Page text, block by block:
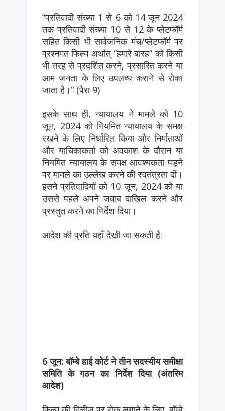
“प्रतिवादी संख्या 1 से 6 को 14 जून 2024
तक प्रतिवादी संख्या 10 से 12 के प्लेटफॉर्म
सहित किसी भी सार्वजनिक मंच/प्लेटफॉर्म पर
प्रश्नगत फिल्म अर्थात् “हमारे बारह” को किसी
भी तरह से प्रदर्शित करने, प्रसारित करने या
आम जनता के लिए उपलब्ध कराने से रोका
जाता है।” (पैरा 9)
इसके साथ ही, न्यायालय ने मामले को 10
जून, 2024 को नियमित न्यायालय के समक्ष
रखने के लिए निर्धारित किया और निर्माताओं
और याचिकाकर्ता को अवकाश के दौरान या
नियमित न्यायालय के समक्ष आवश्यकता पड़ने
पर मामले का उल्लेख करने की स्वतंत्रता दी।
इसने प्रतिवादियों को 10 जून, 2024 को या
उससे पहले अपने जवाब दाखिल करने और
प्रस्तुत करने का निर्देश दिया।
आदेश की प्रति यहाँ देखी जा सकती है:
6 जून: बॉम्बे हाई कोर्ट ने तीन सदस्यीय समीक्षा
समिति के गठन का निर्देश दिया (अंतरिम
आदेश)